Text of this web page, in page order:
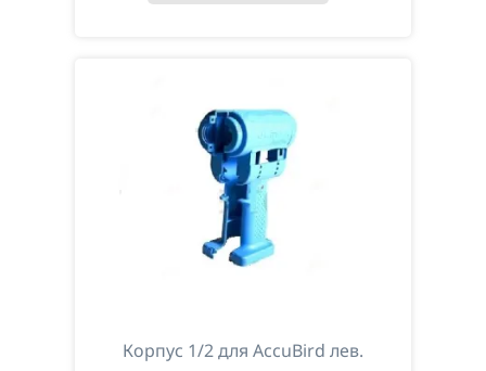
Корпус 1/2 для AccuBird лев.